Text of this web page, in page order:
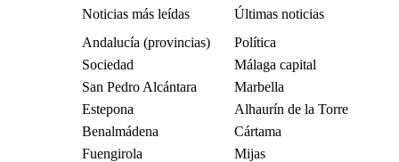
Noticias más leídas
Últimas noticias
Andalucía (provincias)
Política
Sociedad
Málaga capital
San Pedro Alcántara
Marbella
Estepona
Alhaurín de la Torre
Benalmádena
Cártama
Fuengirola
Mijas